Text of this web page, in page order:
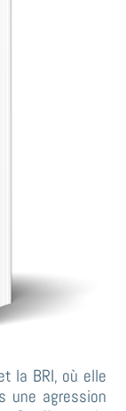
une agression